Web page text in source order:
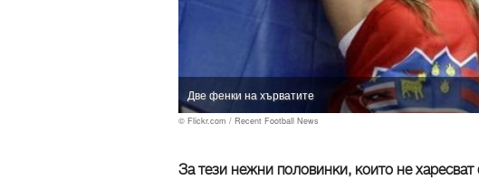
Две фенки на хърватите
© Flickr.com / Recent Football News
За тези нежни половинки, които не